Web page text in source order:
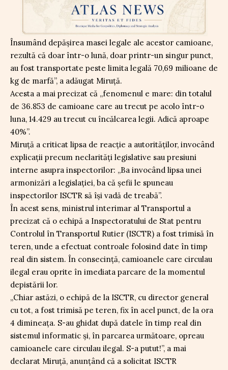
Însumând depășirea masei legale ale acestor camioane,
rezultă că doar într-o lună, doar printr-un singur punct,
au fost transportate peste limita legală 70,69 milioane de
kg de marfă”, a adăugat Miruță.
Acesta a mai precizat că „fenomenul e mare: din totalul
de 36.853 de camioane care au trecut pe acolo într-o
luna, 14.429 au trecut cu încălcarea legii. Adică aproape
40%”.
Miruță a criticat lipsa de reacție a autorităților, invocând
explicații precum neclarități legislative sau presiuni
interne asupra inspectorilor: „Ba invocând lipsa unei
armonizări a legislației, ba că șefii le spuneau
inspectorilor ISCTR să își vadă de treabă”.
În acest sens, ministrul interimar al Transportul a
precizat că o echipă a Inspectoratului de Stat pentru
Controlul în Transportul Rutier (ISCTR) a fost trimisă în
teren, unde a efectuat controale folosind date în timp
real din sistem. În consecință, camioanele care circulau
ilegal erau oprite în imediata parcare de la momentul
depistării lor.
„Chiar astăzi, o echipă de la ISCTR, cu director general
cu tot, a fost trimisă pe teren, fix în acel punct, de la ora
4 dimineața. S-au ghidat după datele în timp real din
sistemul informatic și, în parcarea următoare, opreau
camioanele care circulau ilegal. S-a putut!”, a mai
declarat Miruță, anunțând că a solicitat ISCTR